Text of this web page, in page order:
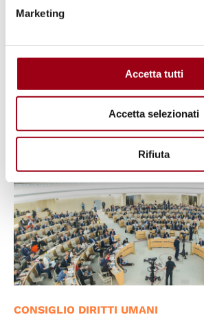
Marketing
Accetta tutti
Accetta selezionati
Rifiuta
per la pace e la fraternità
© UN Photo/Elma Okic
CONSIGLIO DIRITTI UMANI